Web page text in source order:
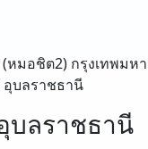
(หมอชิต2) กรุงเทพมห
อุบลราชธานี
บลราชธานี